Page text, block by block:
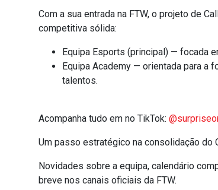
Com a sua entrada na FTW, o projeto de
competitiva sólida:
Equipa Esports (principal) — focada
Equipa Academy — orientada para a
talentos.
Acompanha tudo em no TikTok:
Um passo estratégico na consolidação do
Novidades sobre a equipa, calendário
breve nos canais oficiais da FTW.